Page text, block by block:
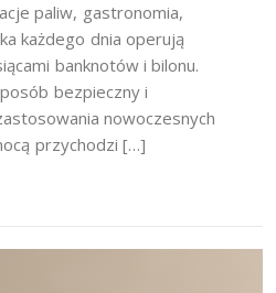
paliw, gastronomia,
każdego dnia operują
banknotów i bilonu.
bezpieczny i
nowoczesnych
przychodzi […]